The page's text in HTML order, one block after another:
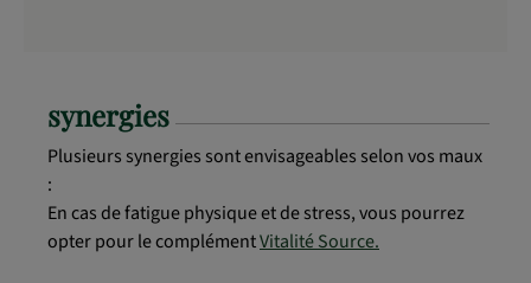
synergies
Plusieurs synergies sont envisageables selon vos maux
:
En cas de fatigue physique et de stress, vous pourrez
opter pour le complémentVitalité Source.